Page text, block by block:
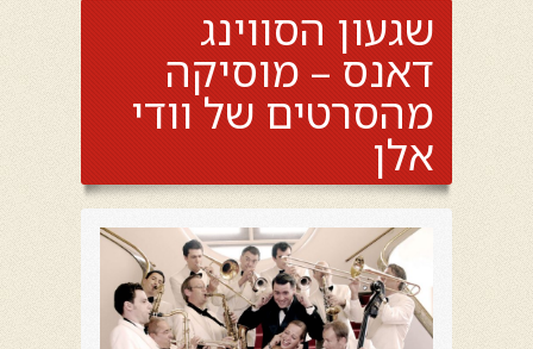
שגעון הסווינג
דאנס – מוסיקה
מהסרטים של וודי
אלן